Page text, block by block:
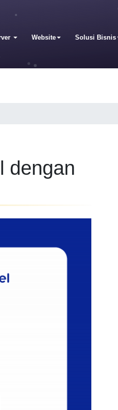
Website Solusi Bisnis
dengan